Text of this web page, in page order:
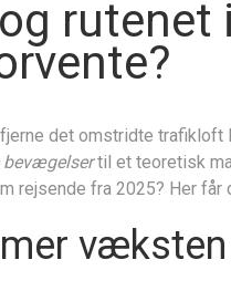
rutenet
det omstridte
bevægelsertil et teoretisk
rejsende fra 2025? Her får